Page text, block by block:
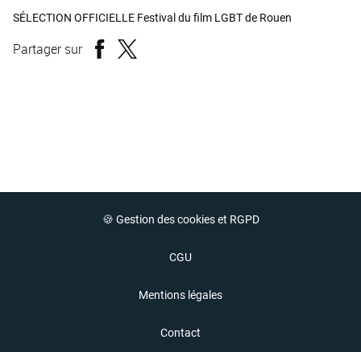
SÉLECTION OFFICIELLE Festival du film LGBT de Rouen
Partager sur
🍪 Gestion des cookies et RGPD
CGU
Mentions légales
Contact